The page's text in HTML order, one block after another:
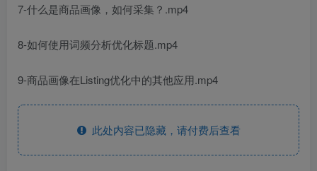
7-什么是商品画像，如何采集？.mp4
8-如何使用词频分析优化标题.mp4
9-商品画像在Listing优化中的其他应用.mp4
此处内容已隐藏，请付费后查看